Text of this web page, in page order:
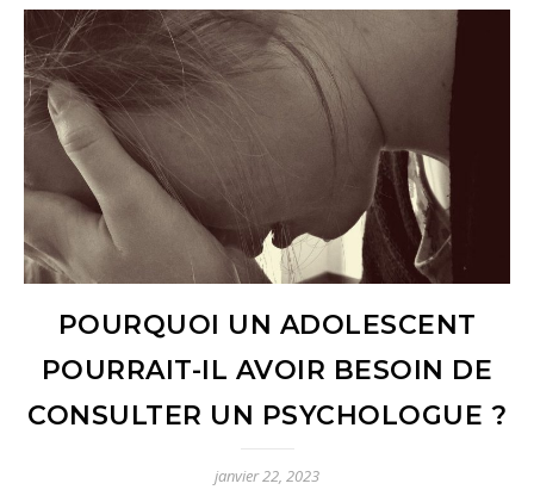
POURQUOI UN ADOLESCENT
POURRAIT-IL AVOIR BESOIN DE
CONSULTER UN PSYCHOLOGUE ?
janvier 22, 2023